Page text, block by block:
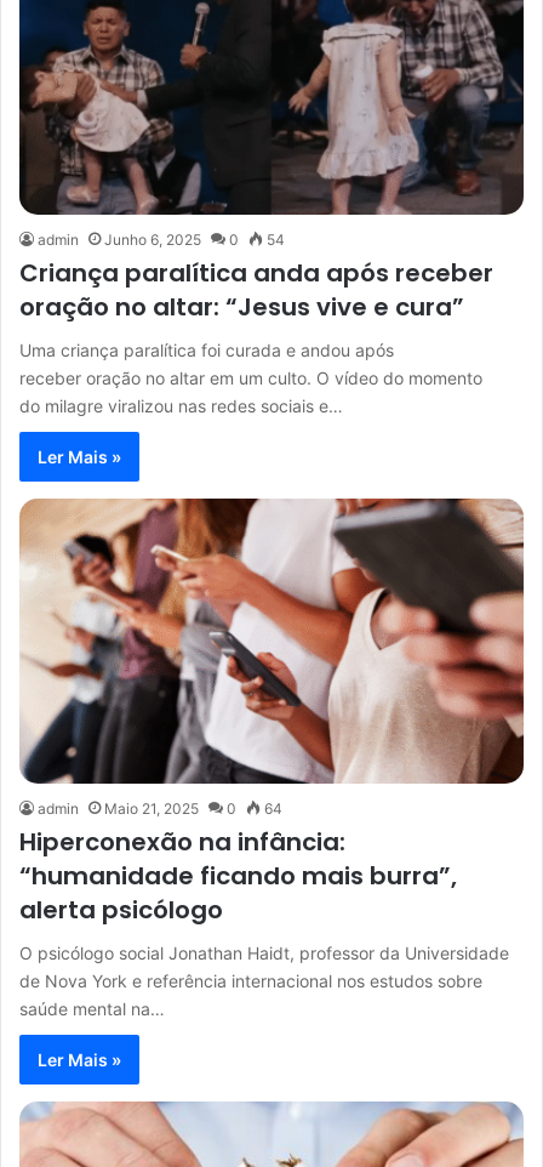
admin Junho 6, 2025 0 54
Criança paralítica anda após receber
oração no altar: “Jesus vive e cura”
Uma criança paralítica foi curada e andou após
receber oração no altar em um culto. O vídeo do momento
do milagre viralizou nas redes sociais e…
Ler Mais »
admin Maio 21, 2025 0 64
Hiperconexão na infância:
“humanidade ficando mais burra”,
alerta psicólogo
O psicólogo social Jonathan Haidt, professor da Universidade
de Nova York e referência internacional nos estudos sobre
saúde mental na…
Ler Mais »